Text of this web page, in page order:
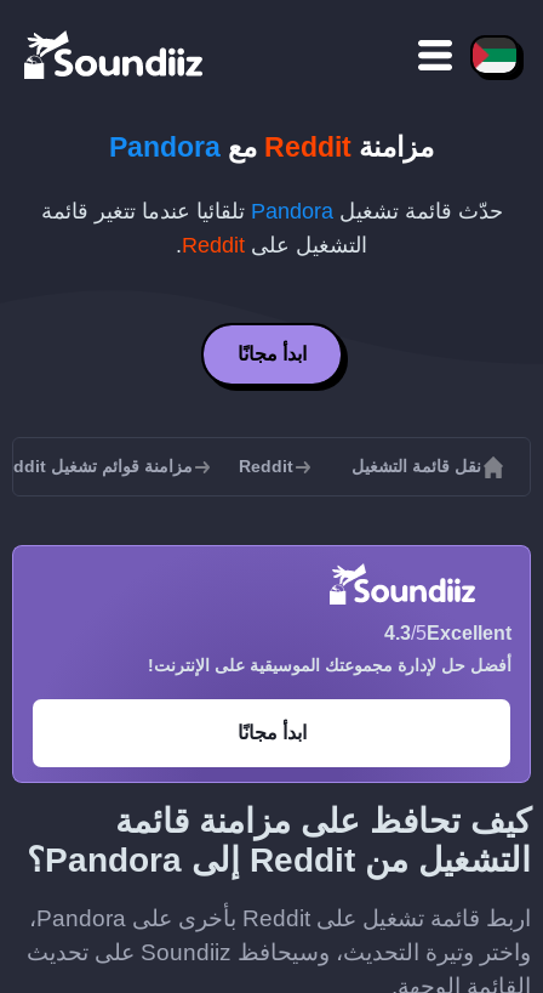
مزامنة Reddit مع Pandora
حدّث قائمة تشغيلPandora تلقائيا عندما تتغير قائمة
التشغيل على Reddit
.
ابدأ مجانًا
نقل قائمة التشغيل Reddit مزامنة قوائم تشغيل Reddit
Excellent
4.3/5
أفضل حل لإدارة مجموعتك الموسيقية على الإنترنت!
ابدأ مجانًا
كيف تحافظ على مزامنة قائمة
التشغيل من Reddit إلى Pandora؟
اربط قائمة تشغيل على Reddit بأخرى على Pandora،
واختر وتيرة التحديث، وسيحافظ Soundiiz على تحديث
القائمة الوجهة.